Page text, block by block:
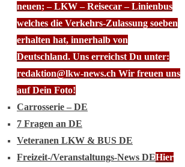
neuen; – LKW – Reisecar – Linienbus
welches die Verkehrs-Zulassung soeben
erhalten hat, innerhalb von
Deutschland. Uns erreichst Du unter:
redaktion@lkw-news.ch Wir freuen uns
auf Dein Foto!
Carrosserie – DE
7 Fragen an DE
Veteranen LKW & BUS DE
Freizeit-/Veranstaltungs-News DEHier